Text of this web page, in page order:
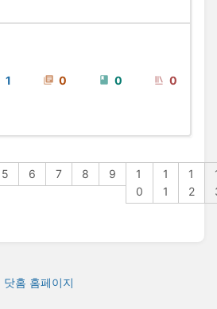
1 0 0 0
5 6 7 8 9
1
0
1
1
1
2
닷홈 홈페이지